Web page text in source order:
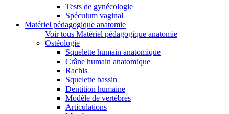
Tests de gynécologie
Spéculum vaginal
Matériel pédagogique anatomie
Voir tous Matériel pédagogique anatomie
Ostéologie
Squelette humain anatomique
Crâne humain anatomique
Rachis
Squelette bassin
Dentition humaine
Modèle de vertèbres
Articulations